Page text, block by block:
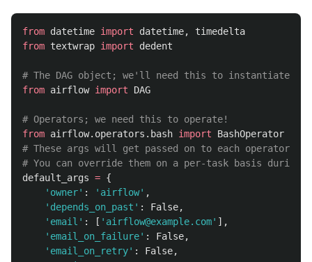
from datetime import datetime,
timedelta
from textwrap import dedent
from airflow import DAG
from airflow.operators.bash import
BashOperator
# These args will get passed on to each operator
default_args = {
' owner' : ' airflow' ,
' depends_on_past ' : False,
' email ' : [ ' airflow@example.com' ],
' email_on_failure' : False,
' email_on_retry' : False,